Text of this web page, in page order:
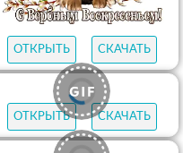
ОТКРЫТЬ СКАЧАТЬ